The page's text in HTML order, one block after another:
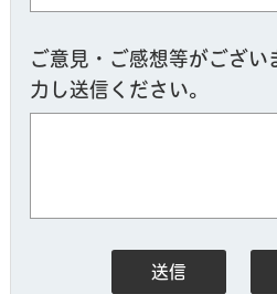
ご意見・ご感想等がござい
力し送信ください。